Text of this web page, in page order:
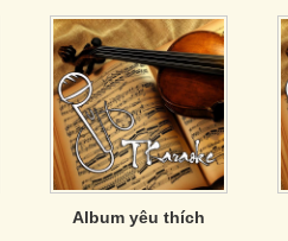
Album yêu thích